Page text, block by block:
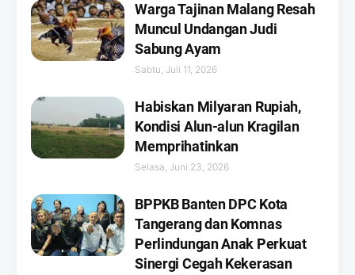
Warga Tajinan Malang Resah
Muncul Undangan Judi
Sabung Ayam
Sabtu, Juli 11, 2026
Habiskan Milyaran Rupiah,
Kondisi Alun-alun Kragilan
Memprihatinkan
Selasa, Juni 23, 2026
BPPKB Banten DPC Kota
Tangerang dan Komnas
Perlindungan Anak Perkuat
Sinergi Cegah Kekerasan